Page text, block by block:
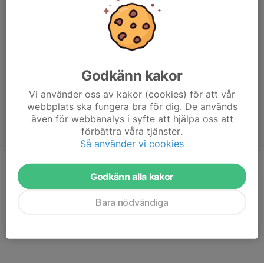
Titel
Tränare, Lagledare
Ålder
36 år
Godkänn kakor
Vi använder oss av kakor (cookies) för att vår
webbplats ska fungera bra för dig. De används
även för webbanalys i syfte att hjälpa oss att
förbättra våra tjänster.
Så använder vi cookies
Godkänn alla kakor
Bara nödvändiga